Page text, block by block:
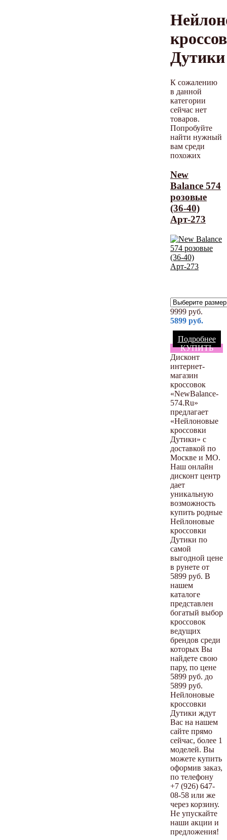
Дутики
К сожалению
в данной
категории
сейчас нет
товаров.
Попробуйте
найти нужный
вам среди
похожих
New
Balance 574
розовые
(36-40)
Арт-273
9999 руб.
5899 руб.
Подробнее
КУПИТЬ
Дисконт
интернет-
магазин
кроссовок
«NewBalance-
574.Ru»
предлагает
«Нейлоновые
кроссовки
Дутики» с
доставкой по
Москве и МО.
Наш онлайн
дисконт центр
дает
уникальную
возможность
купить родные
Нейлоновые
кроссовки
Дутики по
самой
выгодной цене
в рунете от
5899 руб. В
нашем
каталоге
представлен
богатый выбор
кроссовок
ведущих
брендов среди
которых Вы
найдете свою
пару, по цене
5899 руб. до
5899 руб.
Нейлоновые
кроссовки
Дутики ждут
Вас на нашем
сайте прямо
сейчас, более 1
моделей. Вы
можете купить
оформив заказ,
по телефону
+7 (926) 647-
08-58 или же
через корзину.
Не упускайте
наши акции и
предложения!